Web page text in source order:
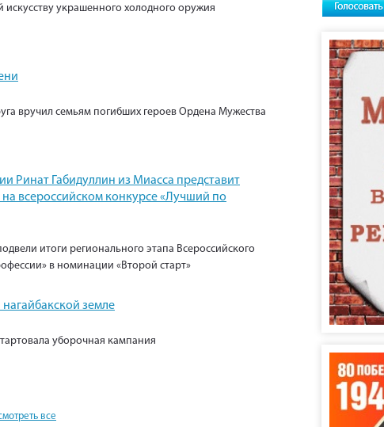
украшенного холодного оружия
вручил семьям погибших героев Ордена Мужества
Ринат Габидуллин из Миасса представит
всероссийском конкурсе «Лучший по
итоги регионального этапа Всероссийского
в номинации «Второй старт»
земле
уборочная кампания
все